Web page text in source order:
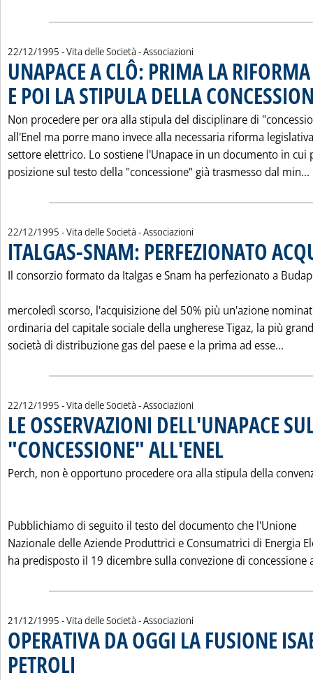
22/12/1995 - Vita delle Società - Associazioni
UNAPACE A CLÔ: PRIMA LA
E POI LA STIPULA DELLA
Non procedere per ora alla stipula del disciplinare di
all'Enel ma porre mano invece alla necessaria riforma
settore elettrico. Lo sostiene l'Unapace in un documento in cui
posizione sul testo della "concessione" già trasmesso dal min...
22/12/1995 - Vita delle Società - Associazioni
ITALGAS-SNAM: PERFEZIONATO
Il consorzio formato da Italgas e Snam ha perfezionato a
mercoledì scorso, l'acquisizione del 50% più un'azione
ordinaria del capitale sociale della ungherese Tigaz, la più
società di distribuzione gas del paese e la prima ad esse...
22/12/1995 - Vita delle Società - Associazioni
LE OSSERVAZIONI DELL'UNAPACE
"CONCESSIONE" ALL'ENEL
Perch‚ non è opportuno procedere ora alla stipula della
Pubblichiamo di seguito il testo del documento che l'Unione
Nazionale delle Aziende Produttrici e Consumatrici di Energia
ha predisposto il 19 dicembre sulla convezione di concessione
21/12/1995 - Vita delle Società - Associazioni
OPERATIVA DA OGGI LA FUSIONE
PETROLI